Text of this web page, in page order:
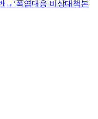
→‘폭염대응 비상대책본